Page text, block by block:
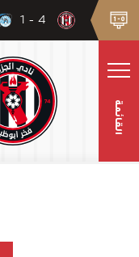
4 - 1
القائمة